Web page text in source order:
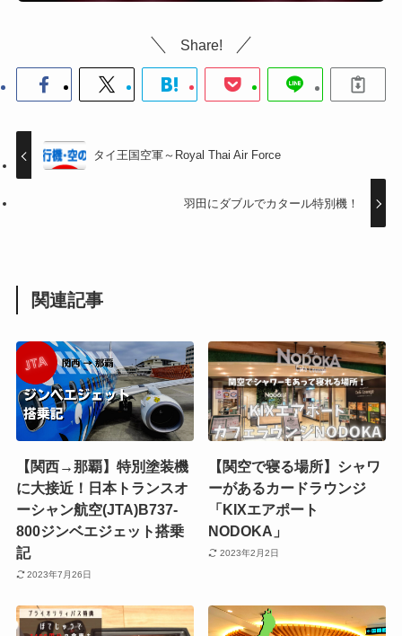
Share!
タイ王国空軍～Royal Thai Air Force
羽田にダブルでカタール特別機！
関連記事
【関西→那覇】特別塗装機
に大接近！日本トランスオ
ーシャン航空(JTA)B737-
800ジンベエジェット搭乗
記
2023年7月26日
【関空で寝る場所】シャワ
ーがあるカードラウンジ
「KIXエアポート
NODOKA」
2023年2月2日